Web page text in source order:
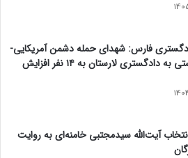
فارس: شهدای حمله دشمن آمریکایی-
صهیونیستی به دادگستری لارستان به ۱۴ نفر افزایش
آیت‌الله سیدمجتبی خامنه‌ای به روایت